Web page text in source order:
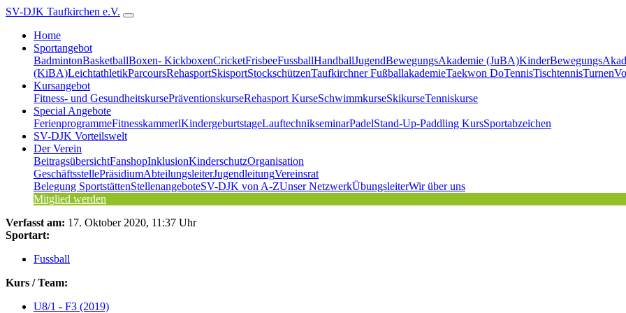
SV-DJK Taufkirchen e.V.
Home
Sportangebot
BadmintonBasketballBoxen- KickboxenCricketFrisbeeFussballHandballJugendBewegungsAkademie (JuBA)
(KiBA)LeichtathletikParcoursRehasportSkisportStockschützenTaufkirchner FußballakademieTaekwon DoTennisTischtennisTurnen
Kursangebot
Fitness- und GesundheitskursePräventionskurseRehasport KurseSchwimmkurseSkikurseTenniskurse
Special Angebote
FerienprogrammeFitnesskammerlKindergeburtstageLauftechnikseminarPadelStand-Up-Paddling KursSportabzeichen
SV-DJK Vorteilswelt
Der Verein
BeitragsübersichtFanshopInklusionKinderschutzOrganisation
GeschäftsstellePräsidiumAbteilungsleiterJugendleitungVereinsrat
Belegung SportstättenStellenangeboteSV-DJK von A-ZUnser NetzwerkÜbungsleiterWir über uns
Mitglied werden
Verfasst am: 17. Oktober 2020, 11:37 Uhr
Sportart:
Fussball
Kurs / Team:
U8/1 - F3 (2019)